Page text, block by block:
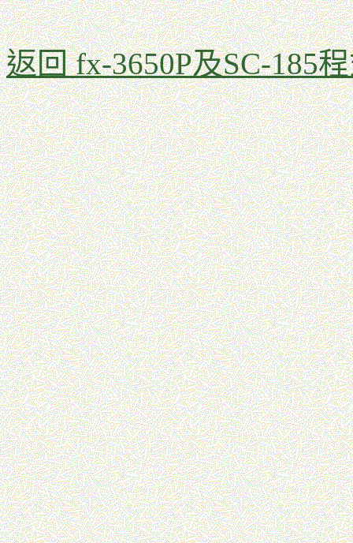
返回 fx-3650P及SC-185